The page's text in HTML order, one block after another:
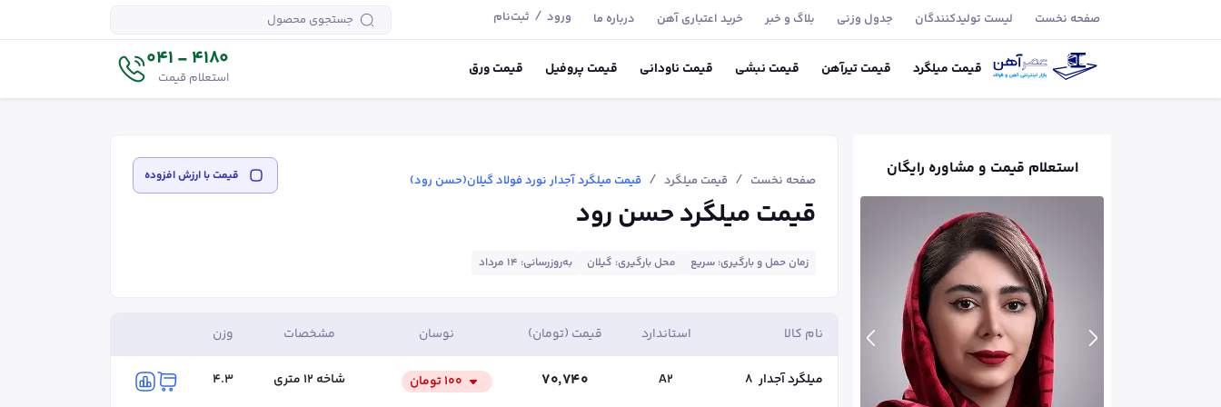
صفحه نخست لیست تولید‌کنندگان جدول وزنی بلاگ و خبر خرید اعتباری آهن درباره ما ورود / ثبت‌نام
قیمت میلگرد قیمتتیر‌آهن قیمت نبشی قیمت ناودانی قیمت پروفیل قیمتورق 4180 - 041
استعلام قیمت
استعلام قیمت و مشاوره رایگان
صفحه نخست / قیمت میلگرد / قیمت میلگرد آجدار نورد فولاد گیلان(حسن رود) قیمت‌ با ارزش افزوده
قیمت میلگرد حسن رود
زمان حمل و بارگیری: سریع محل بارگیری: گیلان به‌روزرسانی: ۱۴ مرداد
نام کالا استاندارد قیمت (تومان) نوسان مشخصات وزن
میلگرد آجدار 8
A2 ۷۰٬۷۴۰ ۱۰۰تومان شاخه ۱۲ متری 4.3